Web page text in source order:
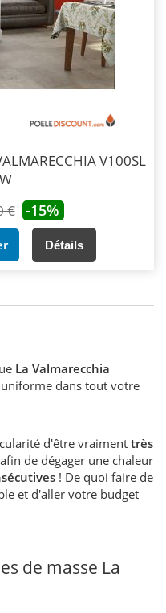
V100SL
€ -15%
Détails
La Valmarecchia
dans tout votre
d'être vraiment très
afin de dégager une chaleur
! De quoi faire de
et d'aller votre budget
de masse La